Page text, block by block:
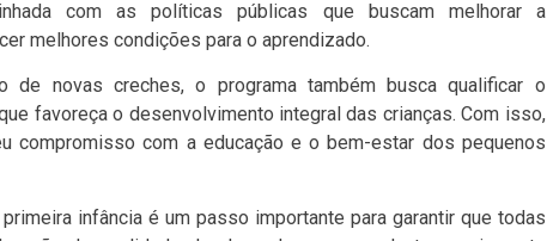
com as políticas públicas que buscam melhorar a
melhores condições para o aprendizado.
de novas creches, o programa também busca qualificar o
favoreça o desenvolvimento integral das crianças. Com isso,
compromisso com a educação e o bem-estar dos pequenos
infância é um passo importante para garantir que todas